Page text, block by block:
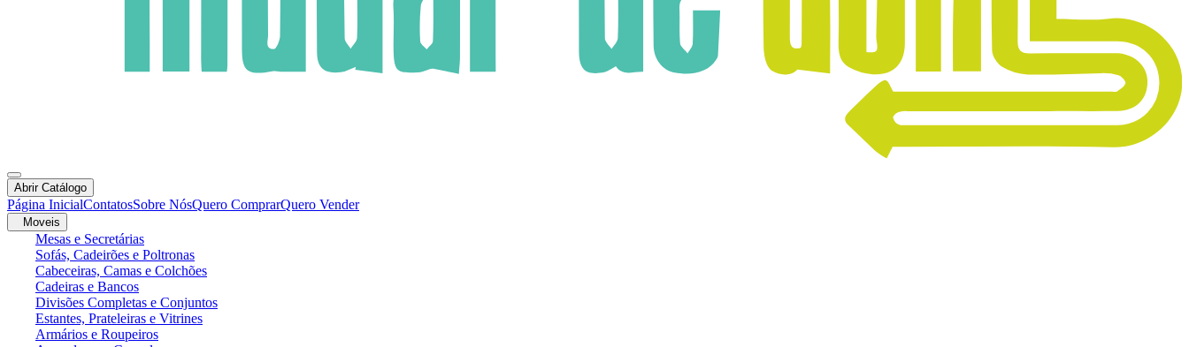
Abrir Catálogo
Página InicialContatosSobre NósQuero ComprarQuero Vender
Moveis
Mesas e Secretárias
Sofás, Cadeirões e Poltronas
Cabeceiras, Camas e Colchões
Cadeiras e Bancos
Divisões Completas e Conjuntos
Estantes, Prateleiras e Vitrines
Armários e Roupeiros